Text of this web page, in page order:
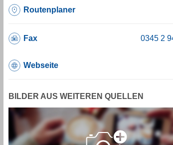
Routenplaner
Fax
Webseite
BILDER AUS WEITEREN QUELLEN